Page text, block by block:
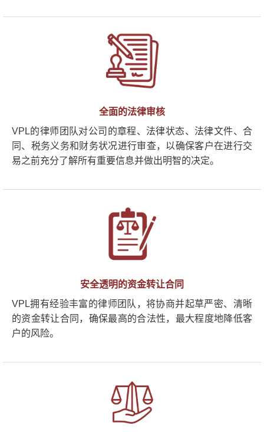
全面的法律审核
VPL的律师团队对公司的章程、法律状态、法律文件、合
同、税务义务和财务状况进行审查，以确保客户在进行交
易之前充分了解所有重要信息并做出明智的决定。
安全透明的资金转让合同
VPL拥有经验丰富的律师团队，将协商并起草严密、清晰
的资金转让合同，确保最高的合法性，最大程度地降低客
户的风险。